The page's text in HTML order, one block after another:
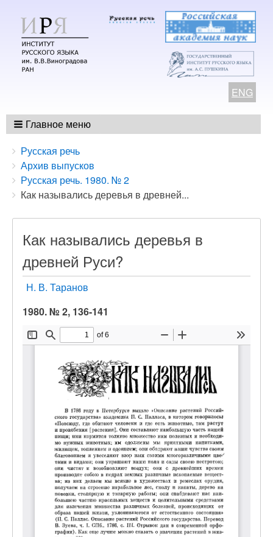
ENG
Главное меню
Breadcrumbs
You
are
here:
Русская речь
Архив выпусков
Русская речь. 1980. № 2
Как назывались деревья в древней...
Как назывались деревья в
древней Руси?
Н. В. Таранов
1980. № 2, 136-141